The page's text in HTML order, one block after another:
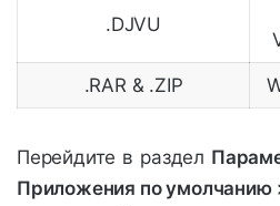
.DJVU
.RAR & .ZIP
Перейдите в раздел
Приложения по умолчанию